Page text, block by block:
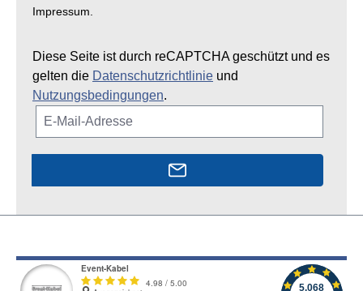
Impressum.
Diese Seite ist durch reCAPTCHA geschützt und es
gelten die Datenschutzrichtlinie und
Nutzungsbedingungen.